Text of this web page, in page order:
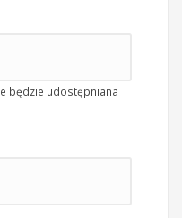
będzie udostępniana